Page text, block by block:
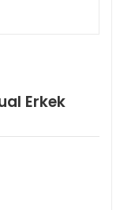
Erkek